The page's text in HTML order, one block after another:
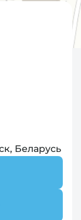
Беларусь